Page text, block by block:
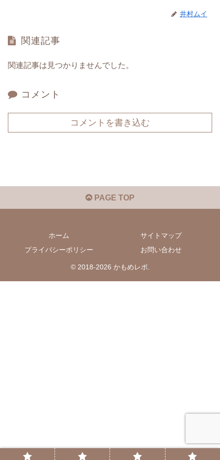
井村ムイ
関連記事
関連記事は見つかりませんでした。
コメント
コメントを書き込む
PAGE TOP
ホーム
サイトマップ
プライバシーポリシー
お問い合わせ
© 2018-2026 かもめレポ.